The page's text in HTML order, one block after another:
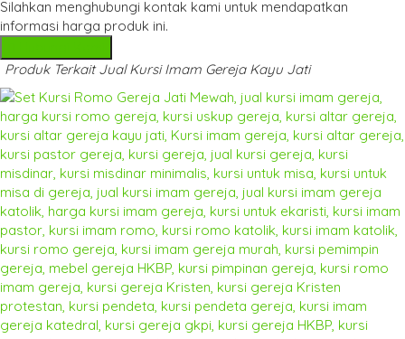
Silahkan menghubungi kontak kami untuk mendapatkan
informasi harga produk ini.
Produk Terkait Jual Kursi Imam Gereja Kayu Jati